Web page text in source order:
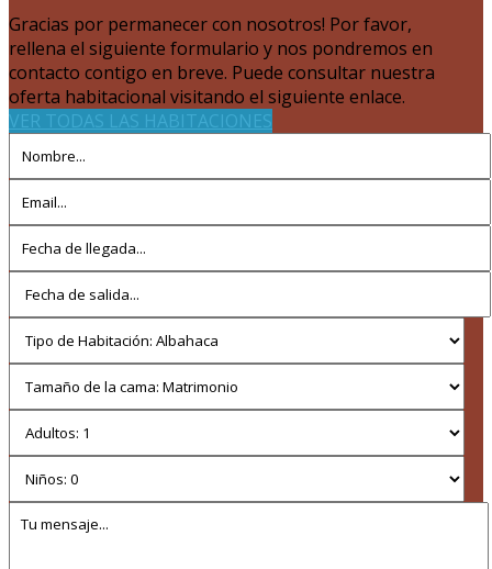
Gracias por permanecer con nosotros! Por favor,
rellena el siguiente formulario y nos pondremos en
contacto contigo en breve. Puede consultar nuestra
oferta habitacional visitando el siguiente enlace.
VER TODAS LAS HABITACIONES